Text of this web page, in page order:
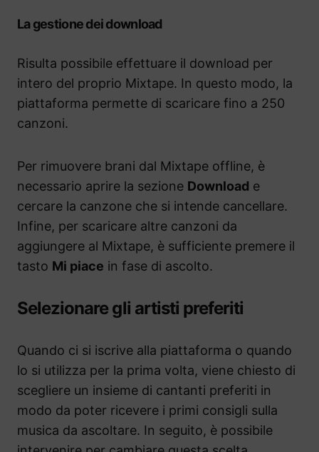
La gestione dei download
Risulta possibile effettuare il download per
intero del proprio Mixtape. In questo modo, la
piattaforma permette di scaricare fino a 250
canzoni.
Per rimuovere brani dal Mixtape offline, è
necessario aprire la sezione Download e
cercare la canzone che si intende cancellare.
Infine, per scaricare altre canzoni da
aggiungere al Mixtape, è sufficiente premere il
tasto Mi piace in fase di ascolto.
Selezionare gli artisti preferiti
Quando ci si iscrive alla piattaforma o quando
lo si utilizza per la prima volta, viene chiesto di
scegliere un insieme di cantanti preferiti in
modo da poter ricevere i primi consigli sulla
musica da ascoltare. In seguito, è possibile